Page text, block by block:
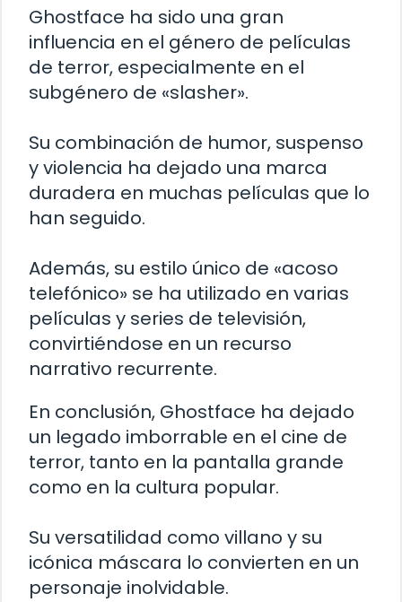
Ghostface ha sido una gran
influencia en el género de películas
de terror, especialmente en el
subgénero de «slasher».
Su combinación de humor, suspenso
y violencia ha dejado una marca
duradera en muchas películas que lo
han seguido.
Además, su estilo único de «acoso
telefónico» se ha utilizado en varias
películas y series de televisión,
convirtiéndose en un recurso
narrativo recurrente.
En conclusión, Ghostface ha dejado
un legado imborrable en el cine de
terror, tanto en la pantalla grande
como en la cultura popular.
Su versatilidad como villano y su
icónica máscara lo convierten en un
personaje inolvidable.